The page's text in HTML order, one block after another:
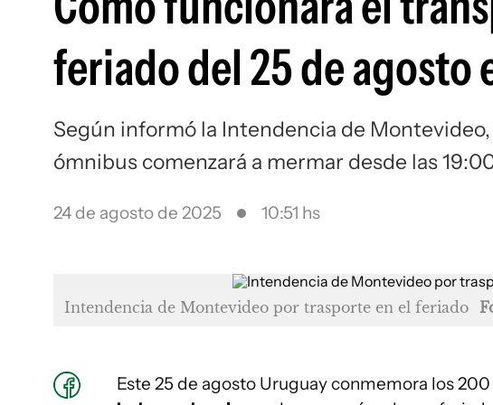
feriado del 25 de agosto
Según informó la Intendencia de
ómnibus comenzará a mermar desde las
24 de agosto de 2025 10:51 hs
Intendencia de Montevideo por trasporte en el feriado
Este 25 de agosto Uruguay conmemora los 200